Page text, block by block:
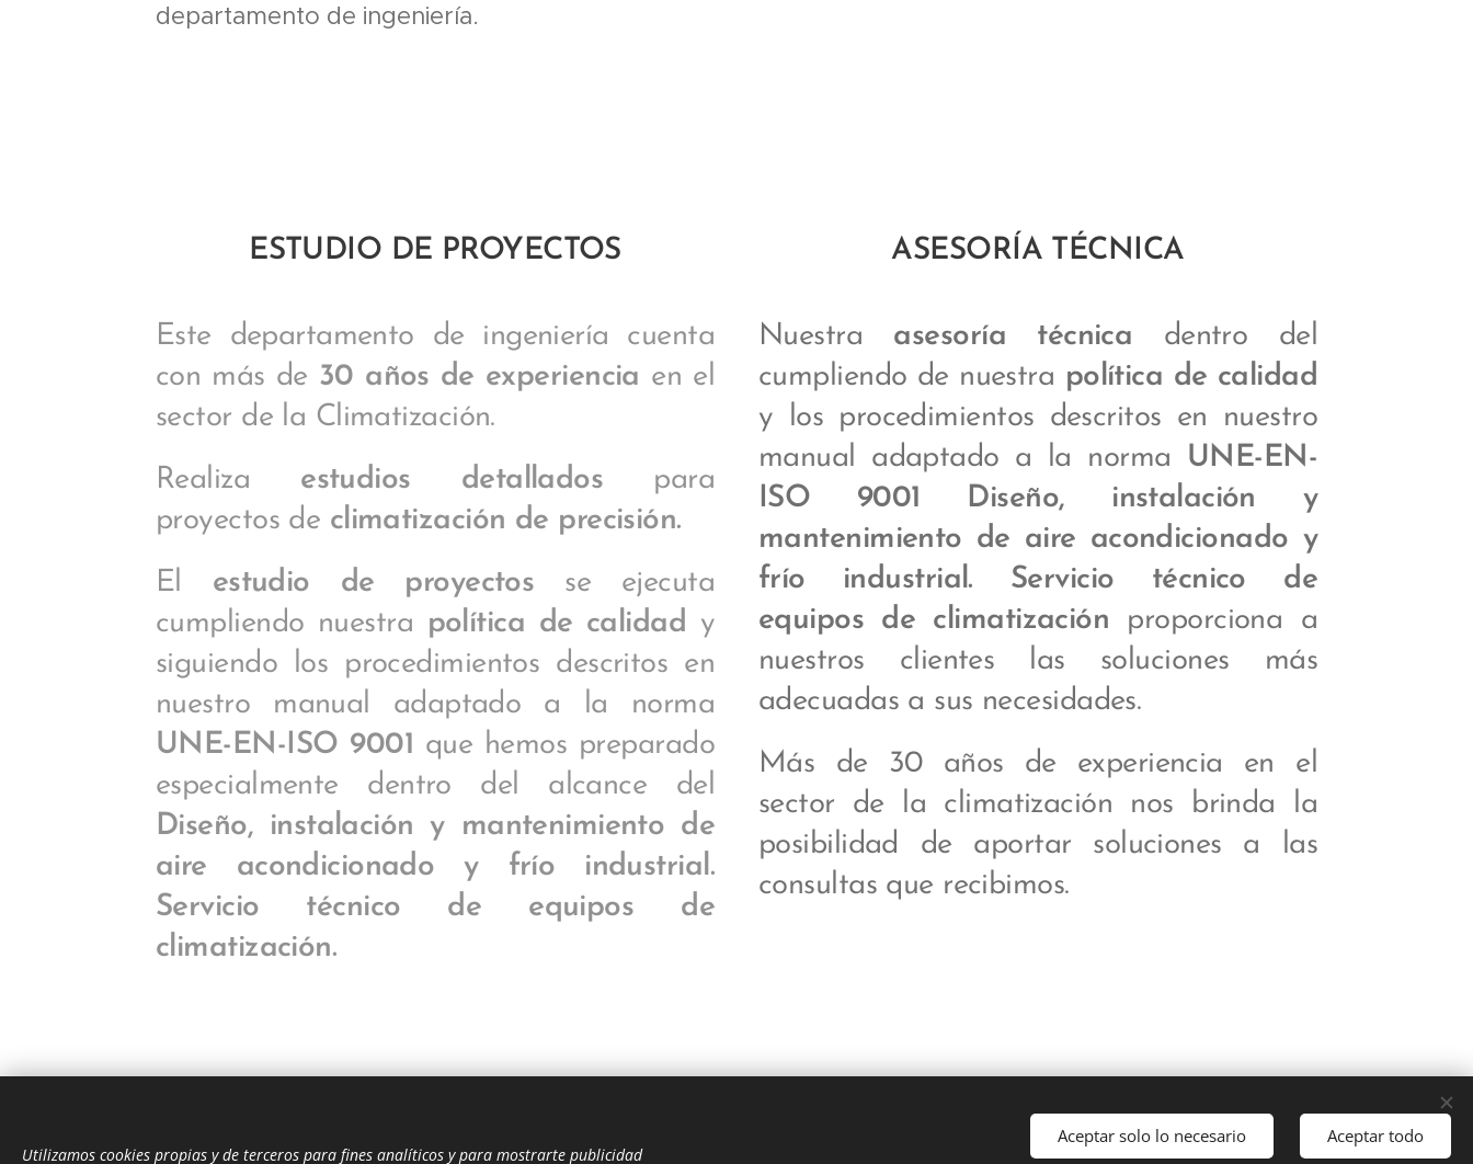
departamento de ingeniería.
ESTUDIO DE PROYECTOS
Este departamento de ingeniería cuenta
con más de 30 años de experiencia en el
sector de la Climatización.
Realiza estudios detallados para
proyectos de climatización de precisión.
El estudio de proyectos se ejecuta
cumpliendo nuestra política de calidad y
siguiendo los procedimientos descritos en
nuestro manual adaptado a la norma
UNE-EN-ISO 9001 que hemos preparado
especialmente dentro del alcance del
Diseño, instalación y mantenimiento de
aire acondicionado y frío industrial.
Servicio técnico de equipos de
climatización.
ASESORÍA TÉCNICA
Nuestra asesoría técnica dentro del
cumpliendo de nuestra política de calidad
y los procedimientos descritos en nuestro
manual adaptado a la norma UNE-EN-
ISO 9001 Diseño, instalación y
mantenimiento de aire acondicionado y
frío industrial. Servicio técnico de
equipos de climatización proporciona a
nuestros clientes las soluciones más
adecuadas a sus necesidades.
Más de 30 años de experiencia en el
sector de la climatización nos brinda la
posibilidad de aportar soluciones a las
consultas que recibimos.
Utilizamos cookies propias y de terceros para fines analíticos y para mostrarte publicidad
Aceptar solo lo necesario Aceptar todo